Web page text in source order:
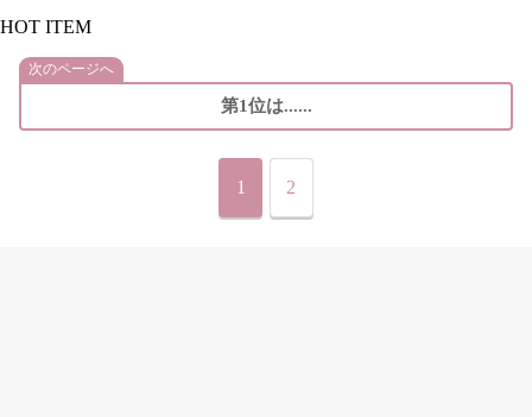
HOT ITEM
次のページへ
第1位は......
1 2